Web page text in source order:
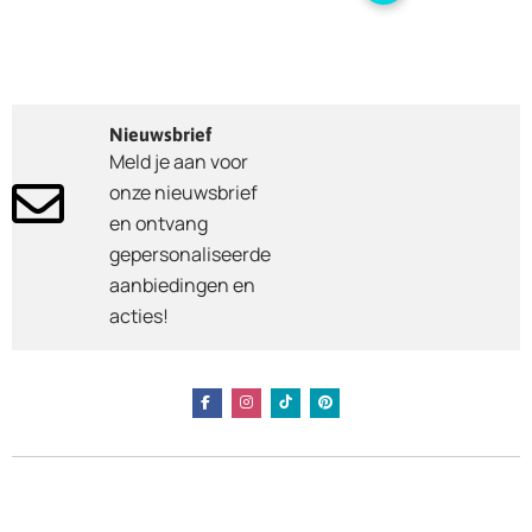
Nieuwsbrief
Meld je aan voor
onze nieuwsbrief
en ontvang
gepersonaliseerde
aanbiedingen en
acties!